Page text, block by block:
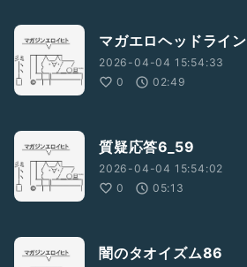
マガエロヘッドライン
2026-04-04 15:54:33
0
02:49
質疑応答6_59
2026-04-04 15:54:02
0
05:13
闇のタオイズム86